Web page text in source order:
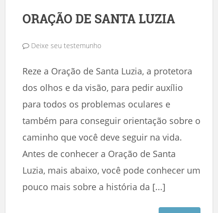
ORAÇÃO DE SANTA LUZIA
Deixe seu testemunho
Reze a Oração de Santa Luzia, a protetora
dos olhos e da visão, para pedir auxílio
para todos os problemas oculares e
também para conseguir orientação sobre o
caminho que você deve seguir na vida.
Antes de conhecer a Oração de Santa
Luzia, mais abaixo, você pode conhecer um
pouco mais sobre a história da [...]